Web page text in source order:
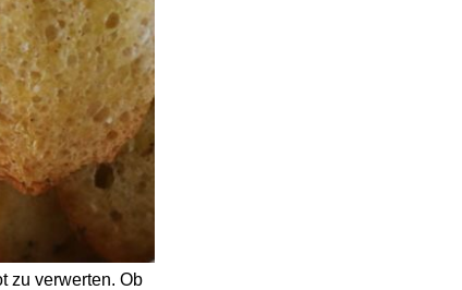
zu verwerten. Ob